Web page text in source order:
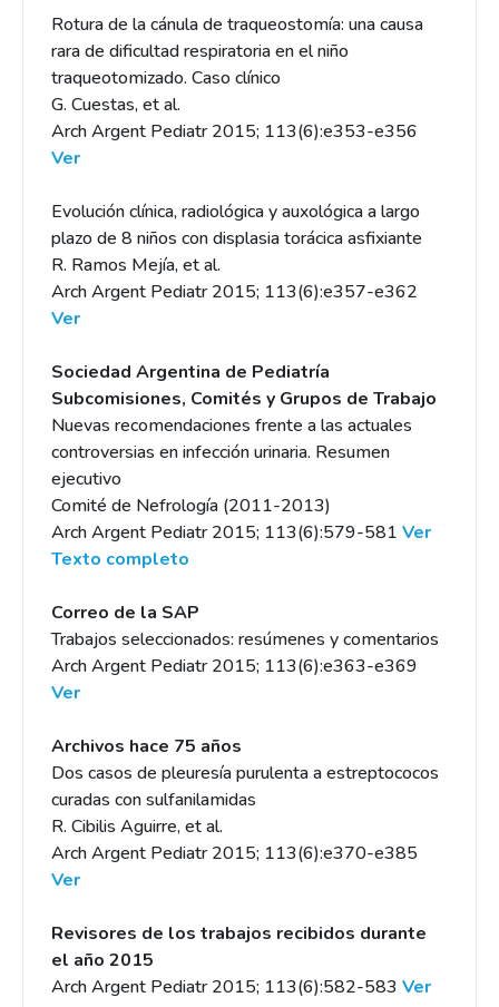
Rotura de la cánula de traqueostomía: una causa
rara de dificultad respiratoria en el niño
traqueotomizado. Caso clínico
G. Cuestas, et al.
Arch Argent Pediatr 2015; 113(6):e353-e356
Ver
Evolución clínica, radiológica y auxológica a largo
plazo de 8 niños con displasia torácica asfixiante
R. Ramos Mejía, et al.
Arch Argent Pediatr 2015; 113(6):e357-e362
Ver
Sociedad Argentina de Pediatría
Subcomisiones, Comités y Grupos de Trabajo
Nuevas recomendaciones frente a las actuales
controversias en infección urinaria. Resumen
ejecutivo
Comité de Nefrología (2011-2013)
Arch Argent Pediatr 2015; 113(6):579-581 Ver
Texto completo
Correo de la SAP
Trabajos seleccionados: resúmenes y comentarios
Arch Argent Pediatr 2015; 113(6):e363-e369
Ver
Archivos hace 75 años
Dos casos de pleuresía purulenta a estreptococos
curadas con sulfanilamidas
R. Cibilis Aguirre, et al.
Arch Argent Pediatr 2015; 113(6):e370-e385
Ver
Revisores de los trabajos recibidos durante
el año 2015
Arch Argent Pediatr 2015; 113(6):582-583 Ver